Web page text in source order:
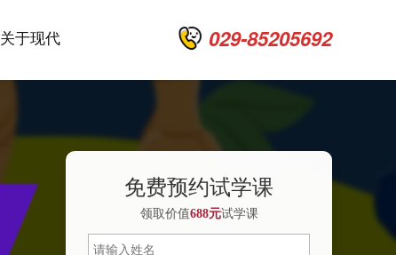
关于现代 029-85205692
免费预约试学课
领取价值688元试学课